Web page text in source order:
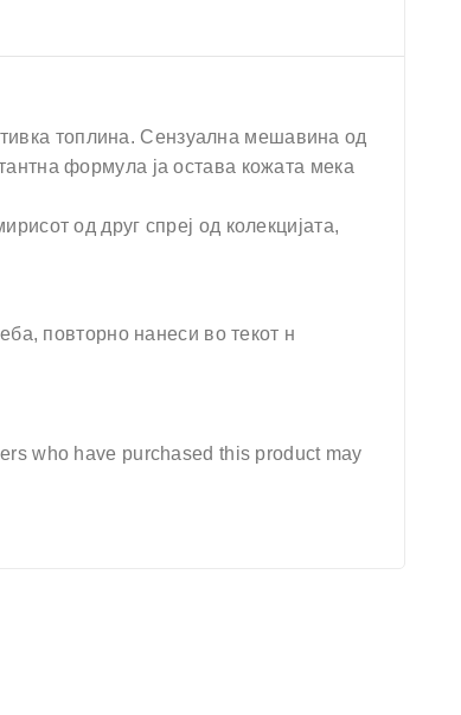
тивка топлина. Сензуална мешавина од
формула ја остава кожата мека
од друг спреј од колекцијата,
повторно нанеси во текот н
who have purchased this product may